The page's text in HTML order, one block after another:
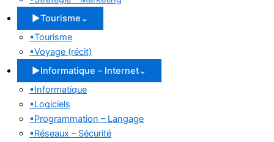
▶Tourisme ⌄
▪Tourisme
▪Voyage (récit)
▶Informatique – Internet⌄
▪Informatique
▪Logiciels
▪Programmation – Langage
▪Réseaux – Sécurité